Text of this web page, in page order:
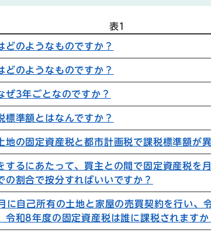
表1
どのようなものですか？
どのようなものですか？
ぜ3年ごとなのですか？
標準額とはなんですか？
地の固定資産税と都市計画税で課税標準額が
するにあたって、買主との間で固定資産税を
の割合で按分すればいいですか？
に自己所有の土地と家屋の売買契約を行い、
令和8年度の固定資産税は誰に課税されますか